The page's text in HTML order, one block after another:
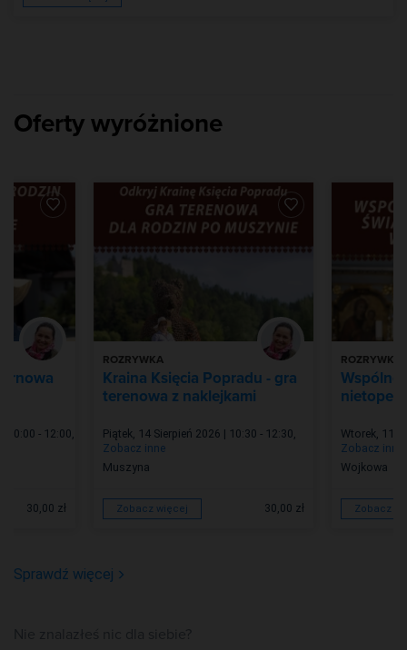
Oferty wyróżnione
10:00 - 12:00,
30,00 zł
ROZRYWKA
Kraina Księcia Popradu - gra
terenowa z naklejkami
Piątek, 14 Sierpień 2026 | 10:30 - 12:30,
Zobacz inne
Muszyna
Zobacz więcej 30,00 zł
ROZRYWKA
Wspólne
Wtorek, 11
Zobacz inne
Wojkowa
Zobacz
Sprawdź więcej